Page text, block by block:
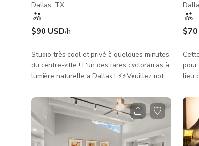
Dallas, TX
$90 USD/h
Studio très cool et privé à quelques minutes
du centre-ville ! L'un des rares cycloramas à
lumière naturelle à Dallas ! ⚡️⚡️Veuillez noter
convient bien pour : - Photographie de
marque - Campagnes et éditoriaux de mode
- Tests de modèles & portraits -
Photographie commerciale & de produits -
Photographie artistique **ESPACE +
$70
pour
lieu
cet